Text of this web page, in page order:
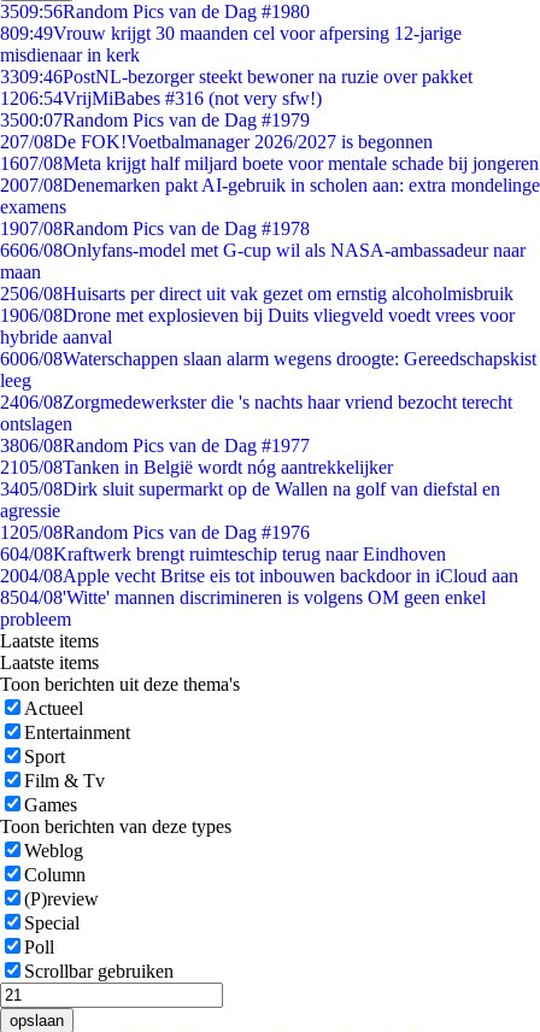
3509:56Random Pics van de Dag #1980
809:49Vrouw krijgt 30 maanden cel voor afpersing 12-jarige
misdienaar in kerk
3309:46PostNL-bezorger steekt bewoner na ruzie over pakket
1206:54VrijMiBabes #316 (not very sfw!)
3500:07Random Pics van de Dag #1979
207/08De FOK!Voetbalmanager 2026/2027 is begonnen
1607/08Meta krijgt half miljard boete voor mentale schade bij jongeren
2007/08Denemarken pakt AI-gebruik in scholen aan: extra mondelinge
examens
1907/08Random Pics van de Dag #1978
6606/08Onlyfans-model met G-cup wil als NASA-ambassadeur naar
maan
2506/08Huisarts per direct uit vak gezet om ernstig alcoholmisbruik
1906/08Drone met explosieven bij Duits vliegveld voedt vrees voor
hybride aanval
6006/08Waterschappen slaan alarm wegens droogte: Gereedschapskist
leeg
2406/08Zorgmedewerkster die 's nachts haar vriend bezocht terecht
ontslagen
3806/08Random Pics van de Dag #1977
2105/08Tanken in België wordt nóg aantrekkelijker
3405/08Dirk sluit supermarkt op de Wallen na golf van diefstal en
agressie
1205/08Random Pics van de Dag #1976
604/08Kraftwerk brengt ruimteschip terug naar Eindhoven
2004/08Apple vecht Britse eis tot inbouwen backdoor in iCloud aan
8504/08'Witte' mannen discrimineren is volgens OM geen enkel
probleem
Laatste items
Laatste items
Toon berichten uit deze thema's
Actueel
Entertainment
Sport
Film & Tv
Games
Toon berichten van deze types
Weblog
Column
(P)review
Special
Poll
Scrollbar gebruiken
opslaan